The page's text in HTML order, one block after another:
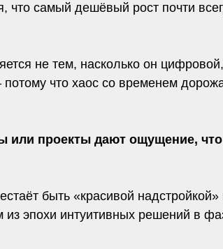
самый дешёвый рост почти
не тем, насколько он
что хаос со временем
проекты дают ощущение,
быть «красивой
эпохи интуитивных решений в